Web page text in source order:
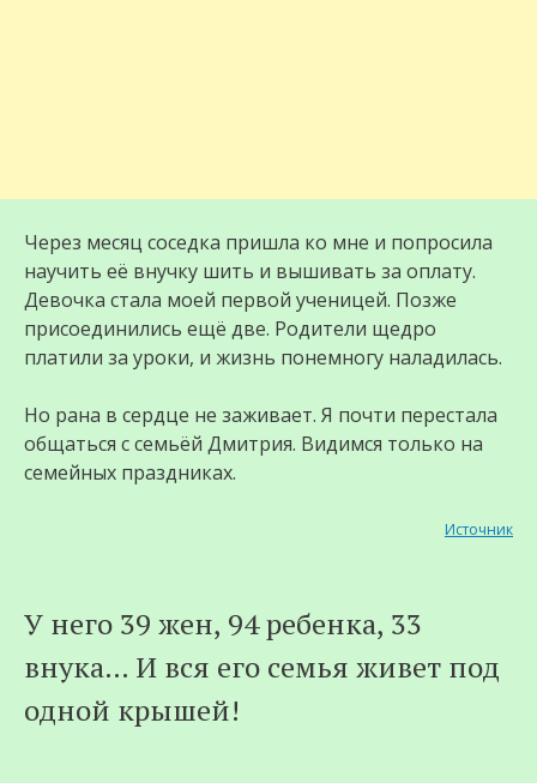
Через месяц соседка пришла ко мне и попросила
научить её внучку шить и вышивать за оплату.
Девочка стала моей первой ученицей. Позже
присоединились ещё две. Родители щедро
платили за уроки, и жизнь понемногу наладилась.
Но рана в сердце не заживает. Я почти перестала
общаться с семьёй Дмитрия. Видимся только на
семейных праздниках.
Источник
У него 39 жен, 94 ребенка, 33
внука… И вся его семья живет под
одной крышей!